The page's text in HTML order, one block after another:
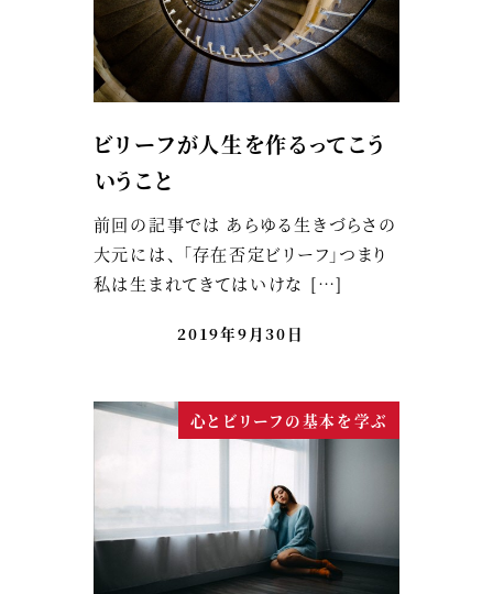
ビリーフが人生を作るってこう
いうこと
前回の記事では あらゆる生きづらさの
大元には、 「存在否定ビリーフ」つまり
私は生まれてきてはいけな […]
2019年9月30日
心とビリーフの基本を学ぶ